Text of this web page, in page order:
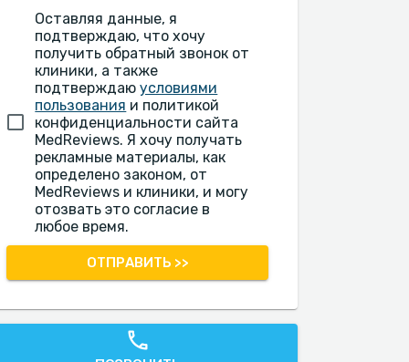
Оставляя данные, я
подтверждаю, что хочу
получить обратный звонок от
клиники, а также
подтверждаюусловиями
пользования и политикой
конфиденциальности сайта
MedReviews. Я хочу получать
рекламные материалы, как
определено законом, от
MedReviews и клиники, и могу
отозвать это согласие в
любое время.
ОТПРАВИТЬ >>